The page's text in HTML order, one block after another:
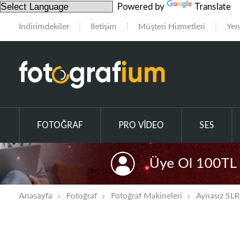
Powered by Translate
İndirimdekiler İletişim Müşteri Hizmetleri
FOTOĞRAF PRO VIDEO SES
Üye Ol 100TL
Anasayfa Fotoğraf Fotoğraf Makineleri Aynasız